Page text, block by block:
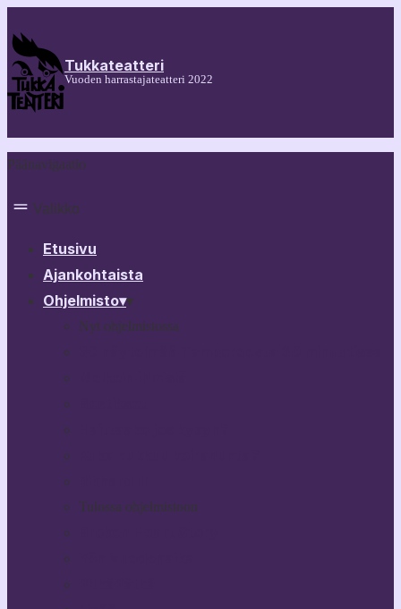
Tukkateatteri
Vuoden harrastajateatteri 2022
Päänavigaatio
Valikko
Etusivu
Ajankohtaista
Ohjelmisto▾▾
Nyt ohjelmistossa
Tulossa ohjelmistoon